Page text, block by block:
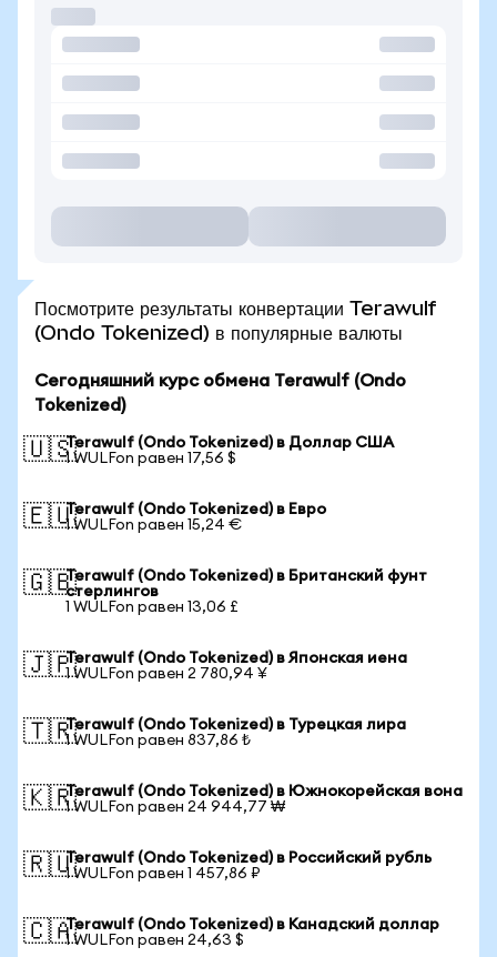
Посмотрите результаты конвертации Terawulf
(Ondo Tokenized) в популярные валюты
Сегодняшний курс обмена Terawulf (Ondo
Tokenized)
🇺🇸Terawulf (Ondo Tokenized) в Доллар США
1 WULFon равен 17,56 $
🇪🇺Terawulf (Ondo Tokenized) в Евро
1 WULFon равен 15,24 €
🇬🇧Terawulf (Ondo Tokenized) в Британский фунт
стерлингов
1 WULFon равен 13,06 £
🇯🇵Terawulf (Ondo Tokenized) в Японская иена
1 WULFon равен 2 780,94 ¥
🇹🇷Terawulf (Ondo Tokenized) в Турецкая лира
1 WULFon равен 837,86 ₺
🇰🇷Terawulf (Ondo Tokenized) в Южнокорейская вона
1 WULFon равен 24 944,77 ₩
🇷🇺Terawulf (Ondo Tokenized) в Российский рубль
1 WULFon равен 1 457,86 ₽
🇨🇦Terawulf (Ondo Tokenized) в Канадский доллар
1 WULFon равен 24,63 $